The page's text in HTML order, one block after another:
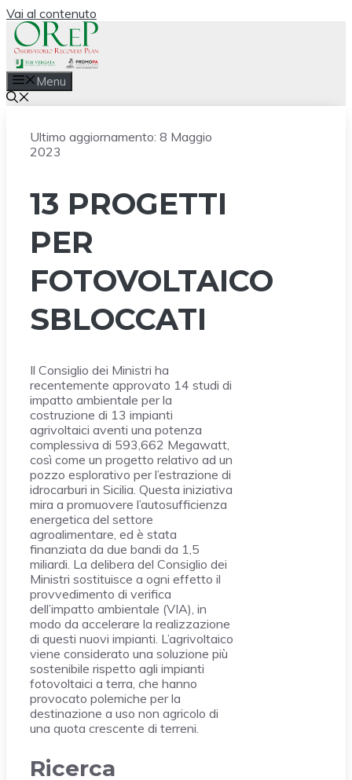
Vai al contenuto
Menu
Ultimo aggiornamento: 8 Maggio
2023
13 PROGETTI
PER
FOTOVOLTAICO
SBLOCCATI
Il Consiglio dei Ministri ha
recentemente approvato 14 studi di
impatto ambientale per la
costruzione di 13 impianti
agrivoltaici aventi una potenza
complessiva di 593,662 Megawatt,
così come un progetto relativo ad un
pozzo esplorativo per l’estrazione di
idrocarburi in Sicilia. Questa iniziativa
mira a promuovere l’autosufficienza
energetica del settore
agroalimentare, ed è stata
finanziata da due bandi da 1,5
miliardi. La delibera del Consiglio dei
Ministri sostituisce a ogni effetto il
provvedimento di verifica
dell’impatto ambientale (VIA), in
modo da accelerare la realizzazione
di questi nuovi impianti. L’agrivoltaico
viene considerato una soluzione più
sostenibile rispetto agli impianti
fotovoltaici a terra, che hanno
provocato polemiche per la
destinazione a uso non agricolo di
una quota crescente di terreni.
Ricerca